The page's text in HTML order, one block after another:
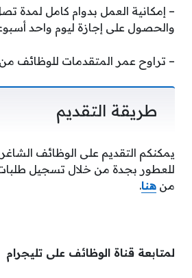
– إمكانية العمل بدوام كامل لمدة
والحصول على إجازة ليوم واحد
– تراوح عمر المتقدمات للوظائف من 20 إلى 40 عام.
طريقة التقديم
يمكنكم التقديم على الوظائف
للعطور بجدة من خلال تسجيل
من هنا.
لمتابعة قناة الوظائف على تليجرام